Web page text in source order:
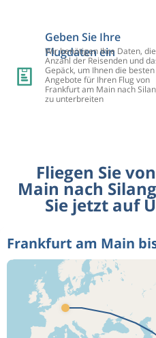
Geben Sie Ihre
Flugdaten ein
Wir benötigen Ihre Daten, die
Anzahl der Reisenden und
Gepäck, um Ihnen die besten
Angebote für Ihren Flug von
Frankfurt am Main nach
zu unterbreiten
Fliegen Sie
Main nach
Sie jetzt auf
Frankfurt am Main